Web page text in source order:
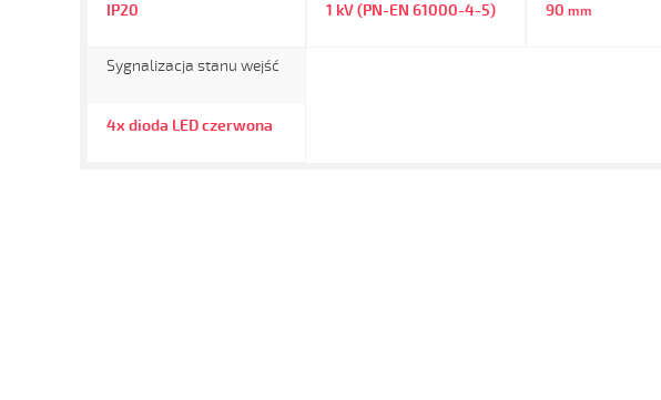
IP20 1 kV (PN-EN 61000-4-5) 90 mm
Sygnalizacja stanu wejść
4x dioda LED czerwona